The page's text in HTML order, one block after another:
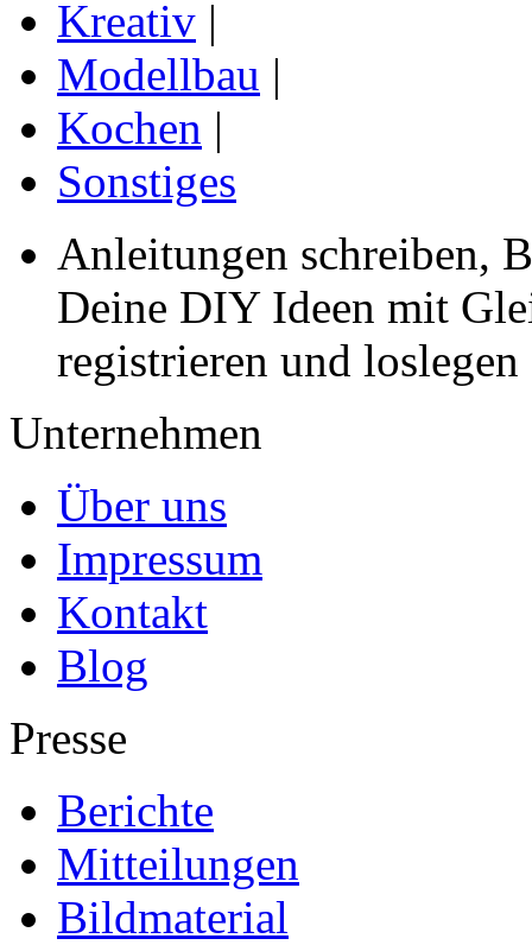
Kreativ |
Modellbau |
Kochen |
Sonstiges
Anleitungen schreiben,
Deine DIY Ideen mit
registrieren und loslegen
Unternehmen
Über uns
Impressum
Kontakt
Blog
Presse
Berichte
Mitteilungen
Bildmaterial